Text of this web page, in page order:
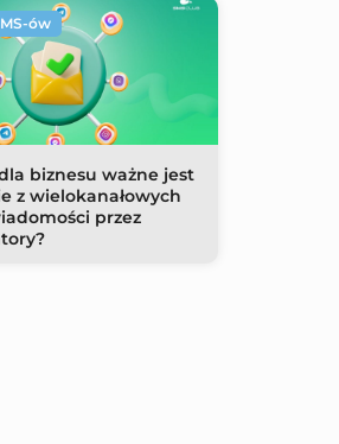
biznesu ważne jest
z wielokanałowych
przez
ów